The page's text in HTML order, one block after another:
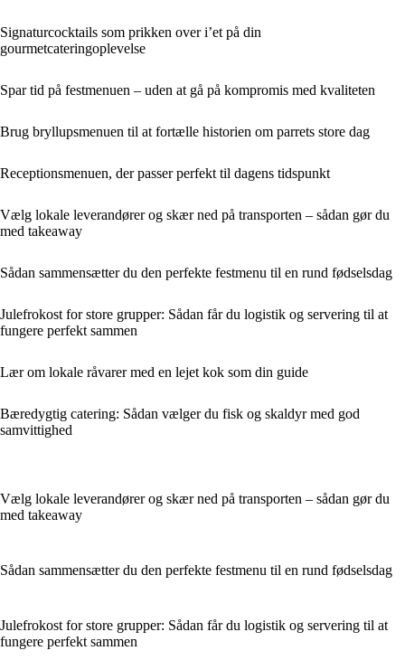
Signaturcocktails som prikken over i’et på din
gourmetcateringoplevelse
Spar tid på festmenuen – uden at gå på kompromis med kvaliteten
Brug bryllupsmenuen til at fortælle historien om parrets store dag
Receptionsmenuen, der passer perfekt til dagens tidspunkt
Vælg lokale leverandører og skær ned på transporten – sådan gør du
med takeaway
Sådan sammensætter du den perfekte festmenu til en rund fødselsdag
Julefrokost for store grupper: Sådan får du logistik og servering til at
fungere perfekt sammen
Lær om lokale råvarer med en lejet kok som din guide
Bæredygtig catering: Sådan vælger du fisk og skaldyr med god
samvittighed
Vælg lokale leverandører og skær ned på transporten – sådan gør du
med takeaway
Sådan sammensætter du den perfekte festmenu til en rund fødselsdag
Julefrokost for store grupper: Sådan får du logistik og servering til at
fungere perfekt sammen